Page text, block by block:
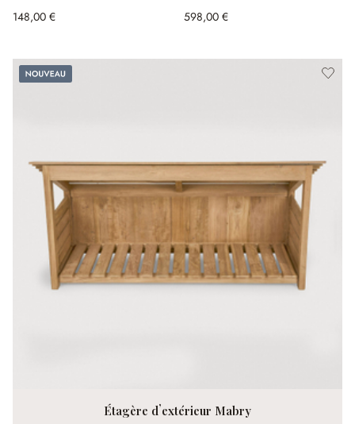
148,00 € 598,00 €
Nouveau
Étagère d’extérieur Mabry